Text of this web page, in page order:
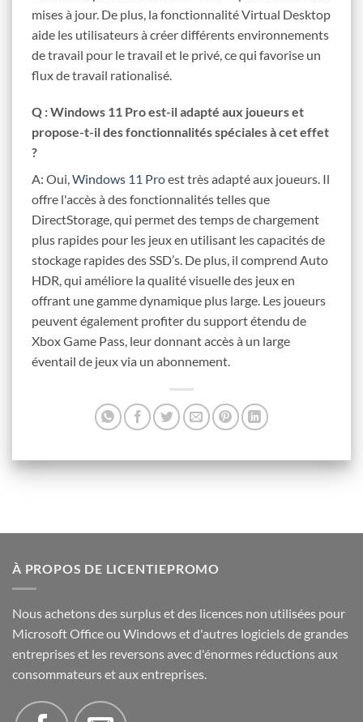
mises à jour. De plus, la fonctionnalité Virtual Desktop
aide les utilisateurs à créer différents environnements
de travail pour le travail et le privé, ce qui favorise un
flux de travail rationalisé.
Q : Windows 11 Pro est-il adapté aux joueurs et
propose-t-il des fonctionnalités spéciales à cet effet
?
A: Oui,Windows 11 Proest très adapté aux joueurs. Il
offre l'accès à des fonctionnalités telles que
DirectStorage, qui permet des temps de chargement
plus rapides pour les jeux en utilisant les capacités de
stockage rapides des SSD’s. De plus, il comprend Auto
HDR, qui améliore la qualité visuelle des jeux en
offrant une gamme dynamique plus large. Les joueurs
peuvent également profiter du support étendu de
Xbox Game Pass, leur donnant accès à un large
éventail de jeux via un abonnement.
À PROPOS DE LICENTIEPROMO
Nous achetons des surplus et des licences non utilisées pour
Microsoft Office ou Windows et d'autres logiciels de grandes
entreprises et les reversons avec d'énormes réductions aux
consommateurs et aux entreprises.